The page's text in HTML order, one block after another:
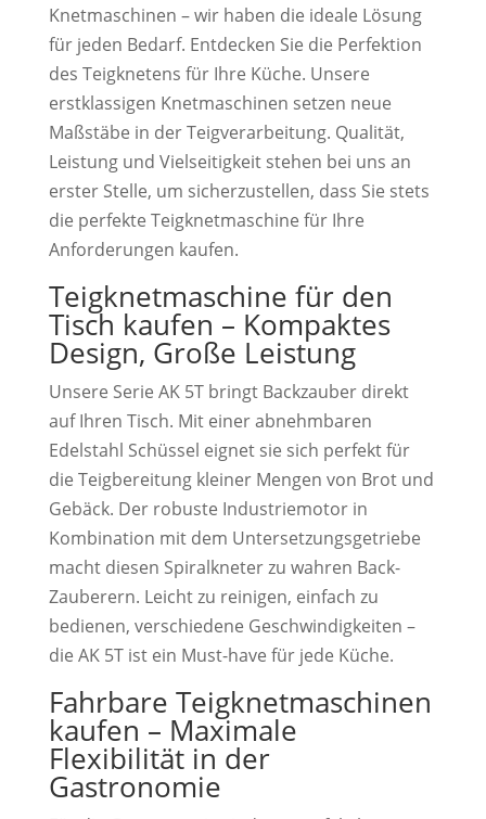
Knetmaschinen – wir haben die ideale Lösung
für jeden Bedarf. Entdecken Sie die Perfektion
des Teigknetens für Ihre Küche. Unsere
erstklassigen Knetmaschinen setzen neue
Maßstäbe in der Teigverarbeitung. Qualität,
Leistung und Vielseitigkeit stehen bei uns an
erster Stelle, um sicherzustellen, dass Sie stets
die perfekte Teigknetmaschine für Ihre
Anforderungen kaufen.
Teigknetmaschine für den
Tisch kaufen – Kompaktes
Design, Große Leistung
Unsere Serie AK 5T bringt Backzauber direkt
auf Ihren Tisch. Mit einer abnehmbaren
Edelstahl Schüssel eignet sie sich perfekt für
die Teigbereitung kleiner Mengen von Brot und
Gebäck. Der robuste Industriemotor in
Kombination mit dem Untersetzungsgetriebe
macht diesen Spiralkneter zu wahren Back-
Zauberern. Leicht zu reinigen, einfach zu
bedienen, verschiedene Geschwindigkeiten –
die AK 5T ist ein Must-have für jede Küche.
Fahrbare Teigknetmaschinen
kaufen – Maximale
Flexibilität in der
Gastronomie